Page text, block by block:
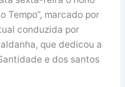
Tempo”, marcado por
conduzida por
que dedicou a
e dos santos